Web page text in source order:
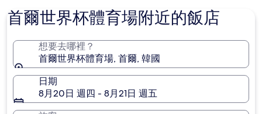
首爾世界杯體育場附近的飯店
想要去哪裡？
首爾世界杯體育場, 首爾, 韓國
日期
8月20日 週四 - 8月21日 週五